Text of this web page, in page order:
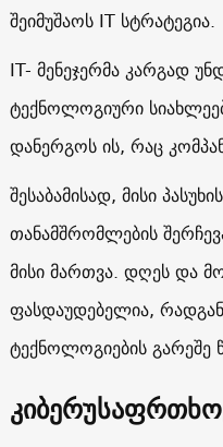
შეიმუშაოს IT სტრატეგია.
IT- მენეჯერმა კარგად
ტექნოლოგიური
დანერგოს ის, რაც
შესაბამისად, მისი
თანამშრომლების
მისი მართვა. დღეს და
ფასდაუდებელია,
ტექნოლოგიების გარეშე